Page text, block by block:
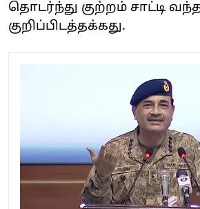
தொடர்ந்து குற்றம் சாட்டி
குறிப்பிடத்தக்கது.